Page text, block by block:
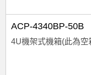
ACP-4340BP-50B
4U機架式機箱(此為空